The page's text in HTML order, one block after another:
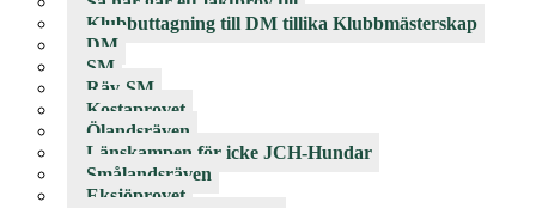
Klubbuttagning till DM tillika Klubbmästerskap
DM
SM
Räv-SM
Kostaprovet
Ölandsräven
Länskampen för icke JCH-Hundar
Smålandsräven
Eksjöprovet